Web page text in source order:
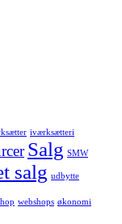
iværksætteri
Salg SMW
salg udbytte
webshops økonomi